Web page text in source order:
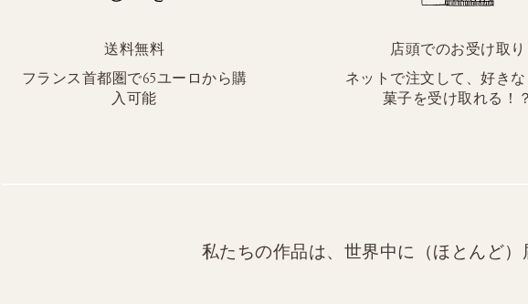
送料無料
フランス首都圏で65ユーロから購
入可能
店頭でのお受け取り
ネットで注文して、好き
菓子を受け取れる！？
私たちの作品は、世界中に（ほとんど